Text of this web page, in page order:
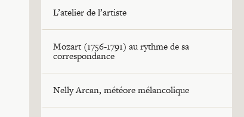
L’atelier de l’artiste
Mozart (1756-1791) au rythme de sa
correspondance
Nelly Arcan, météore mélancolique